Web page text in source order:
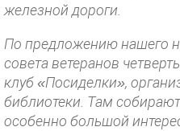
железной дороги.
По предложению нашего
совета ветеранов
клуб «Посиделки»,
библиотеки. Там
особенно большой